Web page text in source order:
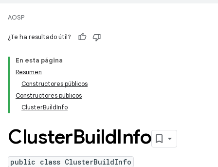
AOSP
¿Te ha resultado útil?
En esta página
Resumen
Constructores públicos
Constructores públicos
ClusterBuildInfo
ClusterBuildInfo
public class ClusterBuildInfo